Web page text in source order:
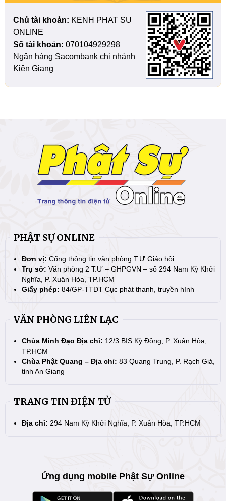
Chủ tài khoản: KENH PHAT SU
ONLINE
Số tài khoản: 070104929298
Ngân hàng Sacombank chi nhánh
Kiên Giang
PHẬT SỰ ONLINE
Đơn vị: Cổng thông tin văn phòng T.Ư Giáo hội
Trụ sở: Văn phòng 2 T.Ư – GHPGVN – số 294 Nam Kỳ Khởi
Nghĩa, P. Xuân Hòa, TP.HCM
Giấy phép: 84/GP-TTĐT Cục phát thanh, truyền hình
VĂN PHÒNG LIÊN LẠC
Chùa Minh Đạo Địa chỉ: 12/3 BIS Kỳ Đồng, P. Xuân Hòa,
TP.HCM
Chùa Phật Quang – Địa chỉ: 83 Quang Trung, P. Rạch Giá,
tỉnh An Giang
TRANG TIN ĐIỆN TỬ
Địa chỉ: 294 Nam Kỳ Khởi Nghĩa, P. Xuân Hòa, TP.HCM
Ứng dụng mobile Phật Sự Online